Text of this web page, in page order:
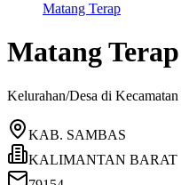
Matang Terap
Matang Terap
Kelurahan/Desa di Kecamatan
KAB. SAMBAS
KALIMANTAN BARAT